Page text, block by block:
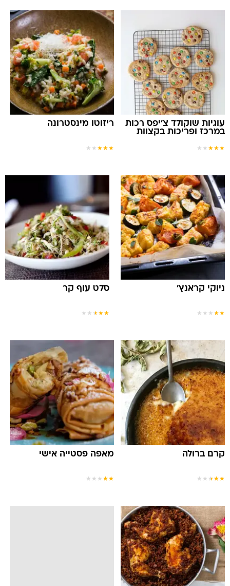
‬במרכז‭ ‬ופריכות‭ ‬בקצוות‬‬‬‬‬‬‬‬‬‬‬‬‬‬‬‬‬‬
★
★
★
★
★
ריזוטו מינסטרונה
★
★
★
★
★
ניוקי קראנץ'
★
★
★
★
★
סלט עוף קר
★
★
★
★
★
קרם ברולה
★
★
★
★
★
מאפה פסטייה אישי
★
★
★
★
★